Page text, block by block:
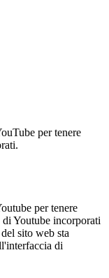
per tenere
per tenere
Youtube incorporati
sito web sta
di